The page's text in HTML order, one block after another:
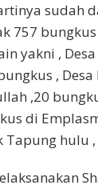
sudah
757
yakni ,
,
,20
di
Tapung hulu